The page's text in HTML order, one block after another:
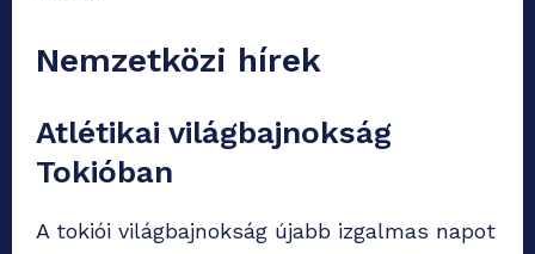
Nemzetközi hírek
Atlétikai világbajnokság
Tokióban
A tokiói világbajnokság újabb izgalmas napot